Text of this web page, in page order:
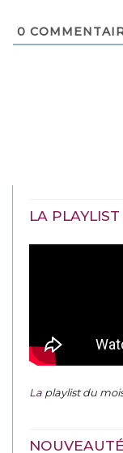
0
LA
La playlist du